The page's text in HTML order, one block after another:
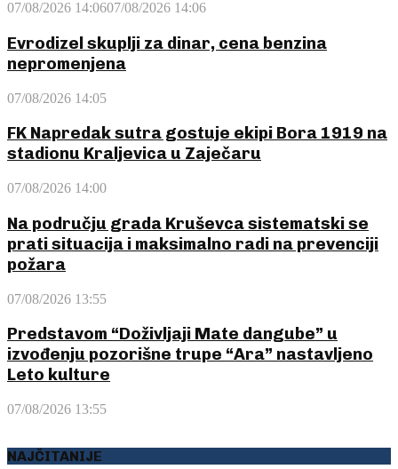
07/08/2026 14:0607/08/2026 14:06
Evrodizel skuplji za dinar, cena benzina
nepromenjena
07/08/2026 14:05
FK Napredak sutra gostuje ekipi Bora 1919 na
stadionu Kraljevica u Zaječaru
07/08/2026 14:00
Na području grada Kruševca sistematski se
prati situacija i maksimalno radi na prevenciji
požara
07/08/2026 13:55
Predstavom “Doživljaji Mate dangube” u
izvođenju pozorišne trupe “Ara” nastavljeno
Leto kulture
07/08/2026 13:55
NAJČITANIJE